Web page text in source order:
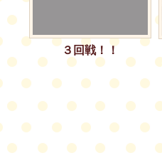
３回戦！！